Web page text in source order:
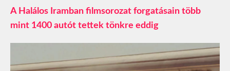
A Halálos Iramban filmsorozat forgatásain több
mint 1400 autót tettek tönkre eddig